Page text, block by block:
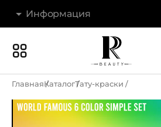
Информация
Наши магазины
О компании
ГлавнаяКаталогТату-краски